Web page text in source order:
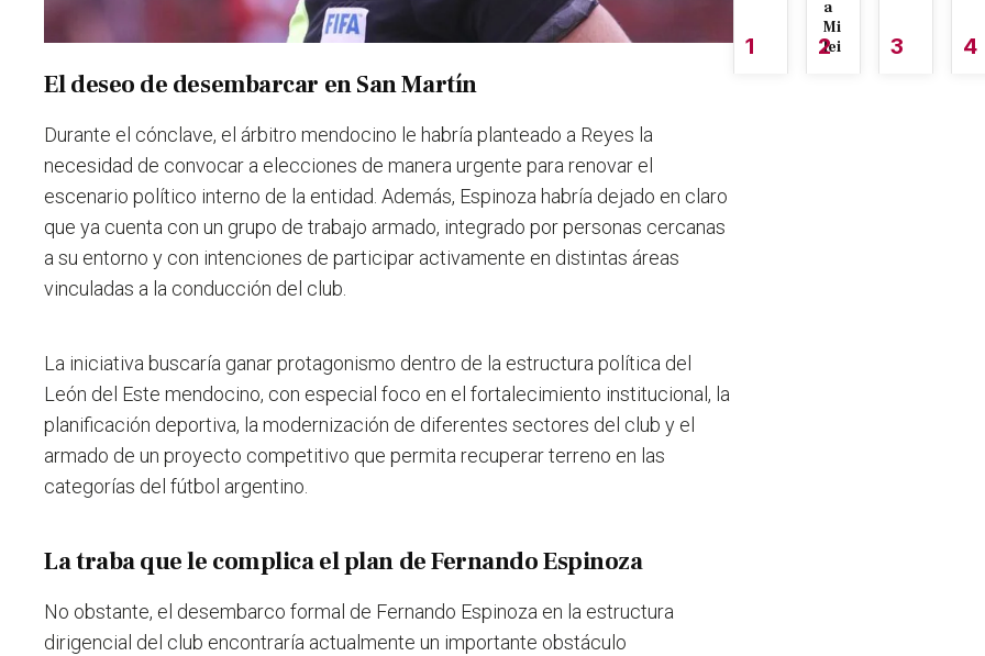
El deseo de desembarcar en San Martín
Durante el cónclave, el árbitro mendocino le habría planteado a Reyes la
necesidad de convocar a elecciones de manera urgente para renovar el
escenario político interno de la entidad. Además, Espinoza habría dejado en claro
que ya cuenta con un grupo de trabajo armado, integrado por personas cercanas
a su entorno y con intenciones de participar activamente en distintas áreas
vinculadas a la conducción del club.
La iniciativa buscaría ganar protagonismo dentro de la estructura política del
León del Este mendocino, con especial foco en el fortalecimiento institucional, la
planificación deportiva, la modernización de diferentes sectores del club y el
armado de un proyecto competitivo que permita recuperar terreno en las
categorías del fútbol argentino.
La traba que le complica el plan de Fernando Espinoza
No obstante, el desembarco formal de Fernando Espinoza en la estructura
dirigencial del club encontraría actualmente un importante obstáculo
1
a
Mi
lei
2 3 4